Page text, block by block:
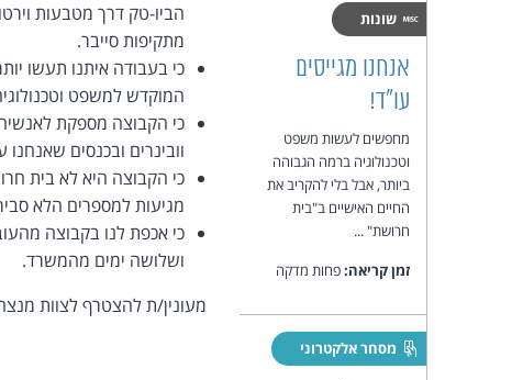
שונות
אנחנו מגייסים
עו"ד!
מחפשים לעשות משפט
וטכנולוגיה ברמה הגבוהה
ביותר, אבל בלי להקריב את
החיים האישיים ב"בית
חרושת" ...
זמן קריאה:פחות מדקה
מסחר אלקטרוני
הביו-טק דרך מטבעות
מתקיפות סייבר.
המוקדש למשפט
כי הקבוצה מספקת
וובינרים ובכנסים שאנחנו
כי הקבוצה היא לא בית
מגיעות למספרים הלא
כי אכפת לנו בקבוצה
ושלושה ימים מהמשרד.
מעונין/ת להצטרף לצוות